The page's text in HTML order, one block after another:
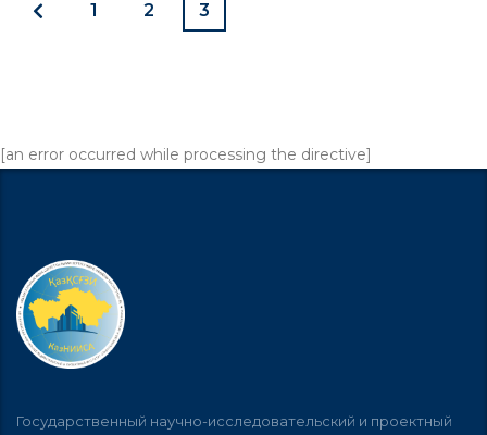
1 2 3
[an error occurred while processing the directive]
Государственный научно-исследовательский и проектный